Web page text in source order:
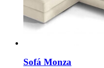
Sofá Monza